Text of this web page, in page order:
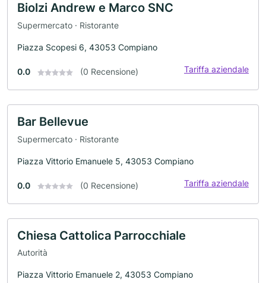
Biolzi Andrew e Marco SNC
Supermercato · Ristorante
Piazza Scopesi 6, 43053 Compiano
0.0 (0 Recensione) Tariffa aziendale
Bar Bellevue
Supermercato · Ristorante
Piazza Vittorio Emanuele 5, 43053 Compiano
0.0 (0 Recensione) Tariffa aziendale
Chiesa Cattolica Parrocchiale
Autorità
Piazza Vittorio Emanuele 2, 43053 Compiano